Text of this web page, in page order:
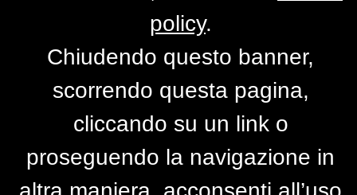
Chiacchiere tra amici
difrancodi1979
policy.
Chiudendo questo banner,
scorrendo questa pagina,
cliccando su un link o
proseguendo la navigazione in